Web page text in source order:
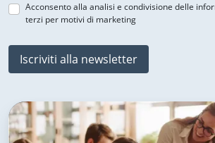
Acconsento alla analisi e condivisione delle
terzi per motivi di marketing
Iscriviti alla newsletter